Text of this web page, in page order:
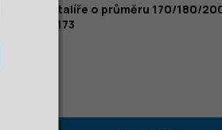
stojan na talíře o průměru 170/180/
3240/173